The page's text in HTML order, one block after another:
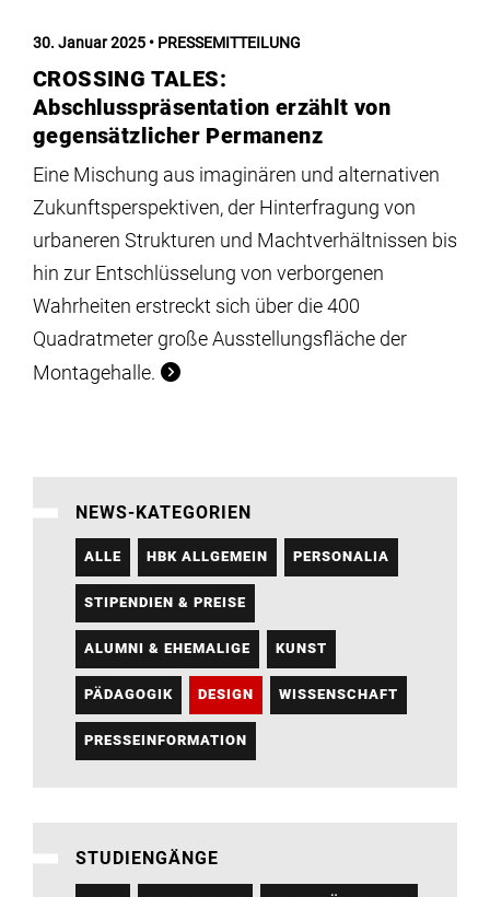
30. Januar 2025 PRESSEMITTEILUNG
CROSSING TALES:
Abschlusspräsentation erzählt von
gegensätzlicher Permanenz
Eine Mischung aus imaginären und alternativen
Zukunftsperspektiven, der Hinterfragung von
urbaneren Strukturen und Machtverhältnissen bis
hin zur Entschlüsselung von verborgenen
Wahrheiten erstreckt sich über die 400
Quadratmeter große Ausstellungsfläche der
Montagehalle.
NEWS-KATEGORIEN
ALLE HBK ALLGEMEIN PERSONALIA
STIPENDIEN & PREISE
ALUMNI & EHEMALIGE KUNST
PÄDAGOGIK DESIGN WISSENSCHAFT
PRESSEINFORMATION
STUDIENGÄNGE